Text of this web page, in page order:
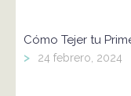
Cómo Tejer tu
> 24 febrero, 2024